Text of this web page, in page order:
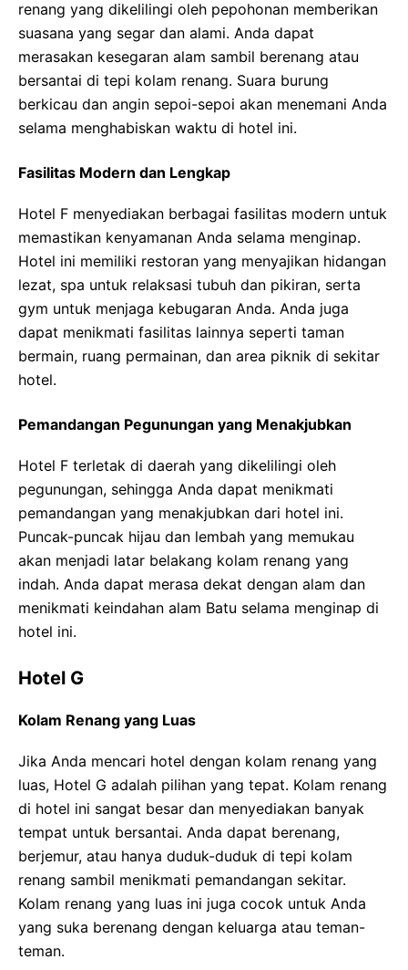
renang yang dikelilingi oleh pepohonan memberikan
suasana yang segar dan alami. Anda dapat
merasakan kesegaran alam sambil berenang atau
bersantai di tepi kolam renang. Suara burung
berkicau dan angin sepoi-sepoi akan menemani Anda
selama menghabiskan waktu di hotel ini.
Fasilitas Modern dan Lengkap
Hotel F menyediakan berbagai fasilitas modern untuk
memastikan kenyamanan Anda selama menginap.
Hotel ini memiliki restoran yang menyajikan hidangan
lezat, spa untuk relaksasi tubuh dan pikiran, serta
gym untuk menjaga kebugaran Anda. Anda juga
dapat menikmati fasilitas lainnya seperti taman
bermain, ruang permainan, dan area piknik di sekitar
hotel.
Pemandangan Pegunungan yang Menakjubkan
Hotel F terletak di daerah yang dikelilingi oleh
pegunungan, sehingga Anda dapat menikmati
pemandangan yang menakjubkan dari hotel ini.
Puncak-puncak hijau dan lembah yang memukau
akan menjadi latar belakang kolam renang yang
indah. Anda dapat merasa dekat dengan alam dan
menikmati keindahan alam Batu selama menginap di
hotel ini.
Hotel G
Kolam Renang yang Luas
Jika Anda mencari hotel dengan kolam renang yang
luas, Hotel G adalah pilihan yang tepat. Kolam renang
di hotel ini sangat besar dan menyediakan banyak
tempat untuk bersantai. Anda dapat berenang,
berjemur, atau hanya duduk-duduk di tepi kolam
renang sambil menikmati pemandangan sekitar.
Kolam renang yang luas ini juga cocok untuk Anda
yang suka berenang dengan keluarga atau teman-
teman.